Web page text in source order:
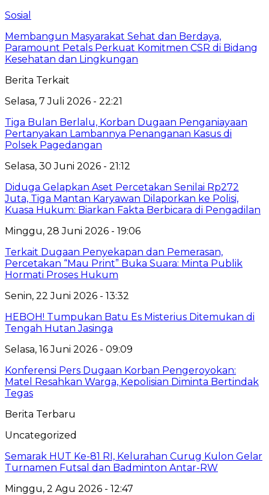
Sosial
Membangun Masyarakat Sehat dan Berdaya,
Paramount Petals Perkuat Komitmen CSR di Bidang
Kesehatan dan Lingkungan
Berita Terkait
Selasa, 7 Juli 2026 - 22:21
Tiga Bulan Berlalu, Korban Dugaan Penganiayaan
Pertanyakan Lambannya Penanganan Kasus di
Polsek Pagedangan
Selasa, 30 Juni 2026 - 21:12
Diduga Gelapkan Aset Percetakan Senilai Rp272
Juta, Tiga Mantan Karyawan Dilaporkan ke Polisi,
Kuasa Hukum: Biarkan Fakta Berbicara di Pengadilan
Minggu, 28 Juni 2026 - 19:06
Terkait Dugaan Penyekapan dan Pemerasan,
Percetakan “Mau Print” Buka Suara: Minta Publik
Hormati Proses Hukum
Senin, 22 Juni 2026 - 13:32
HEBOH! Tumpukan Batu Es Misterius Ditemukan di
Tengah Hutan Jasinga
Selasa, 16 Juni 2026 - 09:09
Konferensi Pers Dugaan Korban Pengeroyokan:
Matel Resahkan Warga, Kepolisian Diminta Bertindak
Tegas
Berita Terbaru
Uncategorized
Semarak HUT Ke-81 RI, Kelurahan Curug Kulon Gelar
Turnamen Futsal dan Badminton Antar-RW
Minggu, 2 Agu 2026 - 12:47